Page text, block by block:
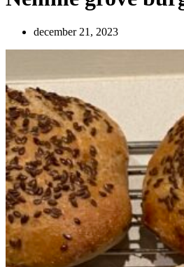
december 21, 2023